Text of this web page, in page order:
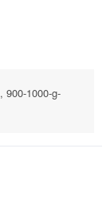
900-1000-g-